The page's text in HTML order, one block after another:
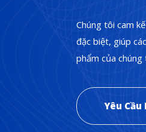
Chúng tôi cam
đặc biệt, giúp
phẩm của
Yêu Cầu